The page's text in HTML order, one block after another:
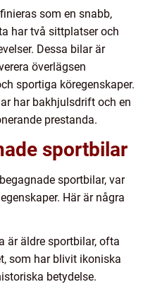
som en snabb,
har två sittplatser och
Dessa bilar är
överlägsen
sportiga köregenskaper.
har bakhjulsdrift och en
prestanda.
sportbilar
sportbilar, var
Här är några
är äldre sportbilar, ofta
som har blivit ikoniska
betydelse.